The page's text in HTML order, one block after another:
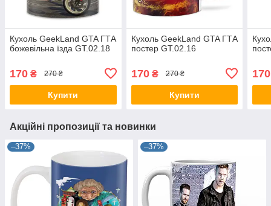
Кухоль GeekLand GTA ГТА
божевільна їзда GT.02.18
170 ₴ 270 ₴
Купити
Кухоль GeekLand GTA ГТА
постер GT.02.16
170₴ 270 ₴
Купити
170
Акційні пропозиції та новинки
–37% –37%